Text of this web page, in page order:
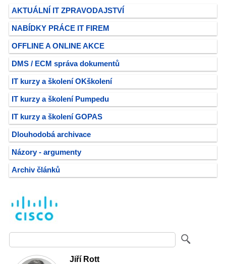
AKTUÁLNÍ IT ZPRAVODAJSTVÍ
NABÍDKY PRÁCE IT FIREM
OFFLINE A ONLINE AKCE
DMS / ECM správa dokumentů
IT kurzy a školení OKškolení
IT kurzy a školení Pumpedu
IT kurzy a školení GOPAS
Dlouhodobá archivace
Názory - argumenty
Archiv článků
Jiří Rott